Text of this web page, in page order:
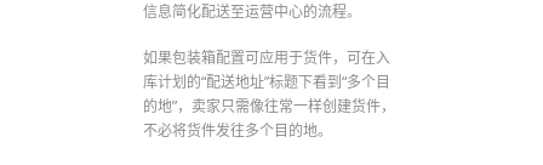
信息简化配送至运营中心的流程。
如果包装箱配置可应用于货件，可在入
库计划的“配送地址”标题下看到“多个目
的地”，卖家只需像往常一样创建货件，
不必将货件发往多个目的地。